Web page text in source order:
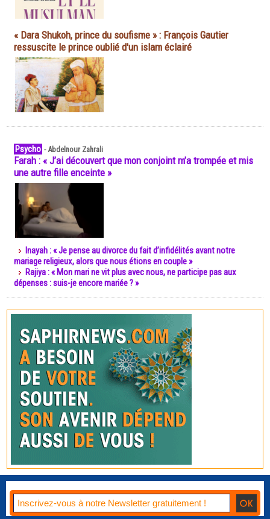
« Dara Shukoh, prince du soufisme » : François Gautier
ressuscite le prince oublié d'un islam éclairé
Psycho -Abdelnour Zahrali
Farah : « J’ai découvert que mon conjoint m’a trompée et mis
une autre fille enceinte »
Inayah : « Je pense au divorce du fait d’infidélités avant notre
mariage religieux, alors que nous étions en couple »
Rajiya : « Mon mari ne vit plus avec nous, ne participe pas aux
dépenses : suis-je encore mariée ? »